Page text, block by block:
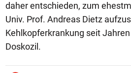
daher entschieden, zum
Univ. Prof. Andreas Dietz
Kehlkopferkrankung seit
Doskozil.